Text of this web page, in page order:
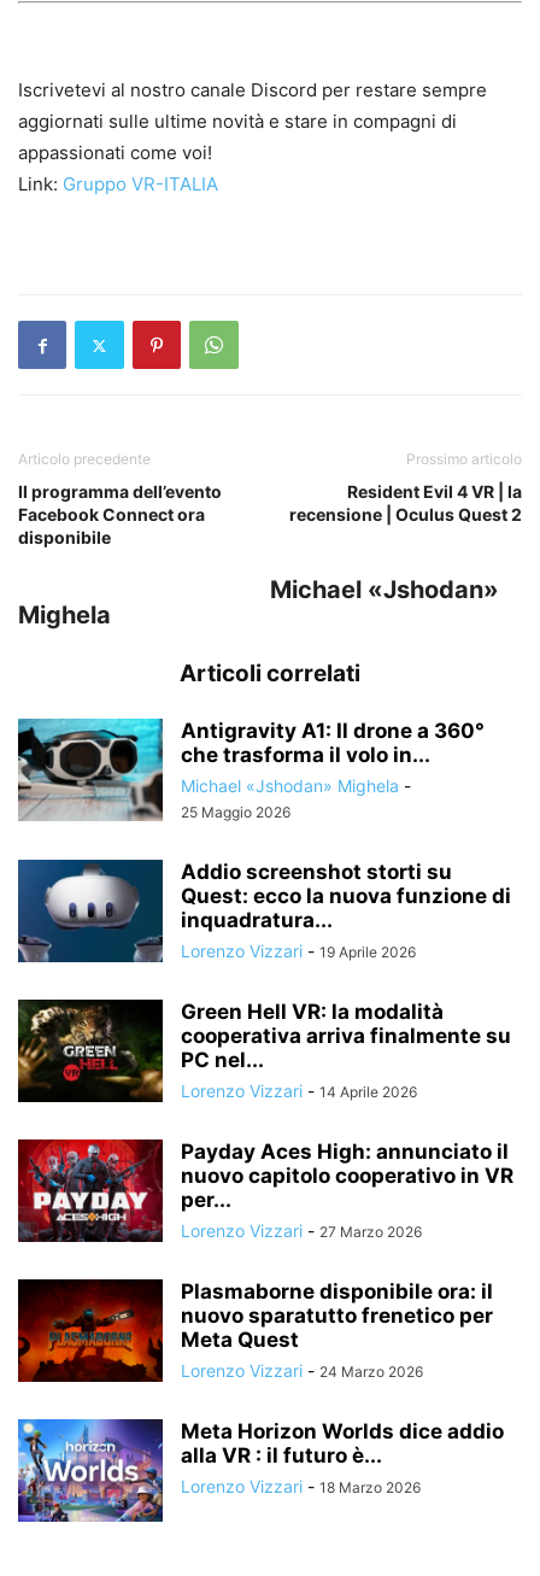
Iscrivetevi al nostro canale Discord per restare sempre
aggiornati sulle ultime novità e stare in compagni di
appassionati come voi!
Link: Gruppo VR-ITALIA
Articolo precedente
Il programma dell’evento
Facebook Connect ora
disponibile
Prossimo articolo
Resident Evil 4 VR | la
recensione | Oculus Quest 2
Michael «Jshodan»
Mighela
Articoli correlati
Antigravity A1: Il drone a 360°
che trasforma il volo in...
Michael «Jshodan» Mighela -
25 Maggio 2026
Addio screenshot storti su
Quest: ecco la nuova funzione di
inquadratura...
Lorenzo Vizzari - 19 Aprile 2026
Green Hell VR: la modalità
cooperativa arriva finalmente su
PC nel...
Lorenzo Vizzari - 14 Aprile 2026
Payday Aces High: annunciato il
nuovo capitolo cooperativo in VR
per...
Lorenzo Vizzari - 27 Marzo 2026
Plasmaborne disponibile ora: il
nuovo sparatutto frenetico per
Meta Quest
Lorenzo Vizzari - 24 Marzo 2026
Meta Horizon Worlds dice addio
alla VR : il futuro è...
Lorenzo Vizzari - 18 Marzo 2026